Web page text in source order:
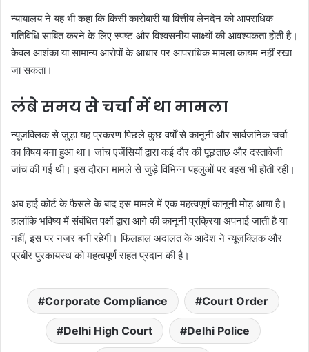
न्यायालय ने यह भी कहा कि किसी कारोबारी या वित्तीय लेनदेन को आपराधिक
गतिविधि साबित करने के लिए स्पष्ट और विश्वसनीय साक्ष्यों की आवश्यकता होती है।
केवल आशंका या सामान्य आरोपों के आधार पर आपराधिक मामला कायम नहीं रखा
जा सकता।
लंबे समय से चर्चा में था मामला
न्यूजक्लिक से जुड़ा यह प्रकरण पिछले कुछ वर्षों से कानूनी और सार्वजनिक चर्चा
का विषय बना हुआ था। जांच एजेंसियों द्वारा कई दौर की पूछताछ और दस्तावेजी
जांच की गई थी। इस दौरान मामले से जुड़े विभिन्न पहलुओं पर बहस भी होती रही।
अब हाई कोर्ट के फैसले के बाद इस मामले में एक महत्वपूर्ण कानूनी मोड़ आया है।
हालांकि भविष्य में संबंधित पक्षों द्वारा आगे की कानूनी प्रक्रिया अपनाई जाती है या
नहीं, इस पर नजर बनी रहेगी। फिलहाल अदालत के आदेश ने न्यूजक्लिक और
प्रबीर पुरकायस्थ को महत्वपूर्ण राहत प्रदान की है।
Corporate Compliance Court Order
Delhi High Court Delhi Police